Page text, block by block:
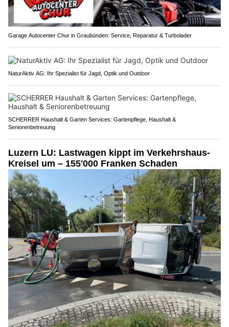
Garage Autocenter Chur in Graubünden: Service, Reparatur & Turbolader
NaturAktiv AG: Ihr Spezialist für Jagd, Optik und Outdoor
SCHERRER Haushalt & Garten Services: Gartenpflege, Haushalt &
Seniorenbetreuung
Luzern LU: Lastwagen kippt im Verkehrshaus-
Kreisel um – 155'000 Franken Schaden